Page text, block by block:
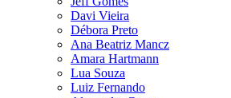
Davi Vieira
Débora Preto
Ana Beatriz Mancz
Amara Hartmann
Lua Souza
Luiz Fernando